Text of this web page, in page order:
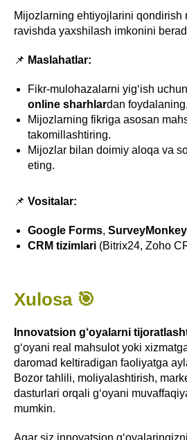
Mijozlarning ehtiyojlarini qondirish
ravishda yaxshilash imkonini
📌 Maslahatlar:
Fikr-mulohazalarni yig‘ish uchun
online sharhlardan foydalaning.
Mijozlarning fikriga asosan
takomillashtiring.
Mijozlar bilan doimiy aloqa va
eting.
📌 Vositalar:
Google Forms, SurveyMonkey
CRM tizimlari (Bitrix24, Zoho
Xulosa 🎯
Innovatsion g‘oyalarni
g‘oyani real mahsulot yoki
daromad keltiradigan faoliyatga
Bozor tahlili, moliyalashtirish,
dasturlari orqali g‘oyani
mumkin.
Agar siz innovatsion